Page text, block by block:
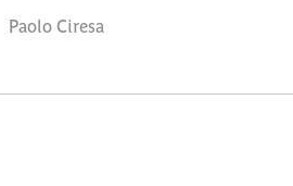
Paolo Ciresa